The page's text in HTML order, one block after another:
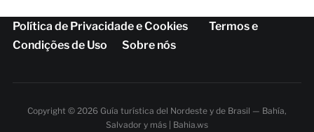
Política de Privacidade e Cookies
Termos e
Condições de Uso
Sobre nós
Copyright © 2026 Guía turística del Nordeste y de Brasil — Bahía,
Salvador y más | Bahia.ws